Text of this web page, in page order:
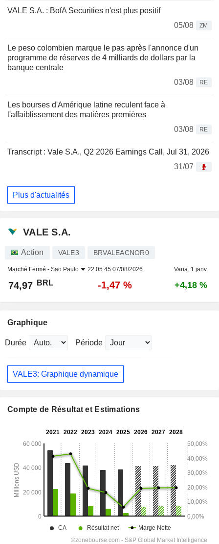
VALE S.A. : BofA Securities n'est plus positif
05/08
ZM
Le peso colombien marque le pas après l'annonce d'un
programme de réserves de 4 milliards de dollars par la
banque centrale
03/08
RE
Les bourses d'Amérique latine reculent face à
l'affaiblissement des matières premières
03/08
RE
Transcript : Vale S.A., Q2 2026 Earnings Call, Jul 31, 2026
31/07
Plus d'actualités
VALE S.A.
Action VALE3 BRVALEACNOR0
Marché Fermé - Sao Paulo 22:05:45 07/08/2026 Varia. 1 janv.
74,97 BRL -1,47 % +4,18 %
Graphique
Durée Période
VALE3: Graphique dynamique
Compte de Résultat et Estimations